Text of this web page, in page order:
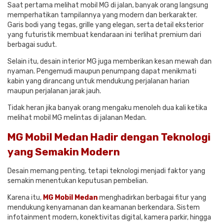
Saat pertama melihat mobil MG di jalan, banyak orang langsung
memperhatikan tampilannya yang modern dan berkarakter.
Garis bodi yang tegas, grille yang elegan, serta detail eksterior
yang futuristik membuat kendaraan ini terlihat premium dari
berbagai sudut.
Selain itu, desain interior MG juga memberikan kesan mewah dan
nyaman. Pengemudi maupun penumpang dapat menikmati
kabin yang dirancang untuk mendukung perjalanan harian
maupun perjalanan jarak jauh.
Tidak heran jika banyak orang mengaku menoleh dua kali ketika
melihat mobil MG melintas di jalanan Medan.
MG Mobil Medan Hadir dengan Teknologi
yang Semakin Modern
Desain memang penting, tetapi teknologi menjadi faktor yang
semakin menentukan keputusan pembelian.
Karena itu, MG Mobil Medanmenghadirkan berbagai fitur yang
mendukung kenyamanan dan keamanan berkendara. Sistem
infotainment modern, konektivitas digital, kamera parkir, hingga